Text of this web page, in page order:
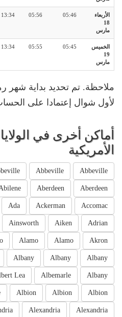
الأربعاء
18
مارس
05:46
05:56
13:34
الخميس
19
مارس
05:45
05:55
13:34
ملاحظة. تم تحديد بداية شهر
لأول شوال إعتمادا على
أماكن أخرى في
الأمريكية
Abbeville
Abbeville
Aberdeen
Aberdeen
Accomac
Ackerman
Ada
Adrian
Aiken
Ainsworth
Akron
Alamo
Alamo
Albany
Albany
Albany
Albany
Albemarle
Lea
Albion
Albion
Albion
Alexandria
Alexandria